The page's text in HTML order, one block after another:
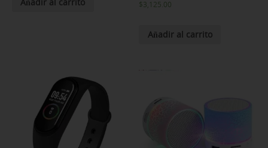
$3,125.00
Añadir al carrito